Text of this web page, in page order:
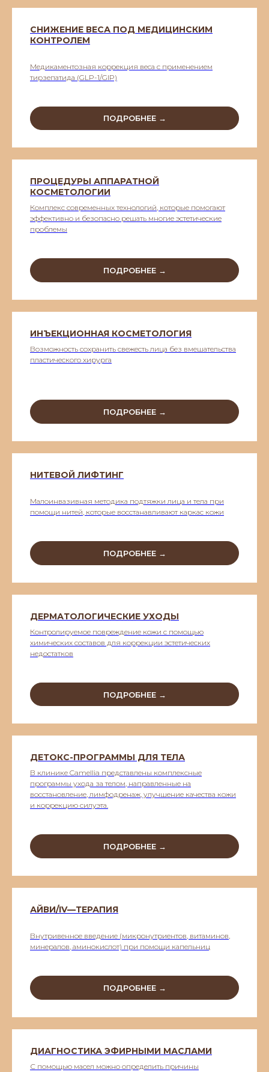
СНИЖЕНИЕ ВЕСА ПОД МЕДИЦИНСКИМ
КОНТРОЛЕМ
Медикаментозная коррекция веса с применением
тирзепатида (GLP-1/GIP)
ПОДРОБНЕЕ →
ПРОЦЕДУРЫ АППАРАТНОЙ
КОСМЕТОЛОГИИ
Комплекс современных технологий, которые помогают
эффективно и безопасно решать многие эстетические
проблемы
ПОДРОБНЕЕ →
ИНЪЕКЦИОННАЯ КОСМЕТОЛОГИЯ
Возможность сохранить свежесть лица без вмешательства
пластического хирурга
ПОДРОБНЕЕ →
НИТЕВОЙ ЛИФТИНГ
Малоинвазивная методика подтяжки лица и тела при
помощи нитей, которые восстанавливают каркас кожи
ПОДРОБНЕЕ →
ДЕРМАТОЛОГИЧЕСКИЕ УХОДЫ
Контролируемое повреждение кожи с помощью
химических составов для коррекции эстетических
недостатков
ПОДРОБНЕЕ →
ДЕТОКС-ПРОГРАММЫ ДЛЯ ТЕЛА
В клинике Camellia представлены комплексные
программы ухода за телом, направленные на
восстановление, лимфодренаж, улучшение качества кожи
и коррекцию силуэта.
ПОДРОБНЕЕ →
АЙВИ/IV—ТЕРАПИЯ
Внутривенное введение (микронутриентов, витаминов,
минералов, аминокислот) при помощи капельниц
ПОДРОБНЕЕ →
ДИАГНОСТИКА ЭФИРНЫМИ МАСЛАМИ
С помощью масел можно определить причины